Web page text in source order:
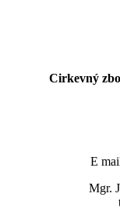
Cirkevný
E
Mgr.